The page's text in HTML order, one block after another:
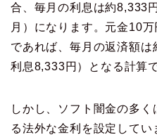
合、毎月の利息は約8,333
月）になります。元金10
であれば、毎月の返済額
利息8,333円）となる計算で
しかし、ソフト闇金の多
る法外な金利を設定して